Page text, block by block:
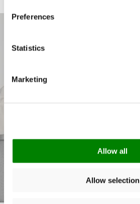
Preferences
Statistics
Marketing
Allow all
Allow selection
agréable.